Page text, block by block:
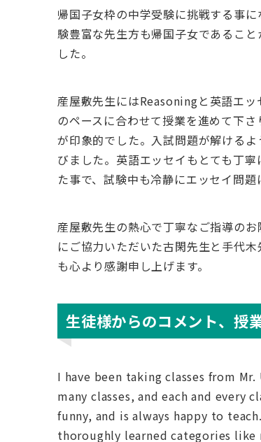
帰国子女枠の中学受験に挑戦する事
験豊富な先生方も帰国子女であるこ
した。
産屋敷先生にはReasoningと英語エ
のペースに合わせて授業を進めて下
が印象的でした。入試問題が解ける
びました。英語エッセイもとても丁
た事で、試験中も冷静にエッセイ問題
産屋敷先生の熱心で丁寧なご指導の
にご協力いただいた古閑先生と手代
も心より感謝申し上げます。
生徒様からのコメント、授
I have been taking classes from
many classes, and each and every
funny, and is always happy to
thoroughly learned categories